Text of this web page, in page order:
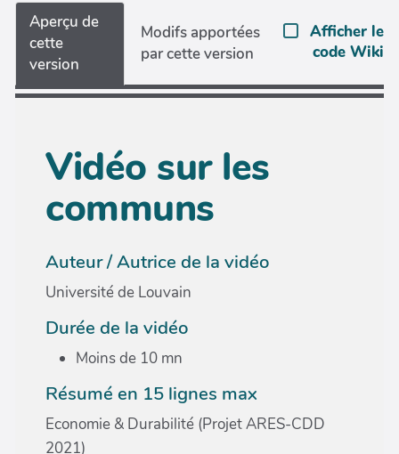
Aperçu de
cette
version
Modifs apportées
par cette version
Afficher le
code Wiki
Vidéo sur les
communs
Auteur / Autrice de la vidéo
Université de Louvain
Durée de la vidéo
Moins de 10 mn
Résumé en 15 lignes max
Economie & Durabilité (Projet ARES-CDD
2021)